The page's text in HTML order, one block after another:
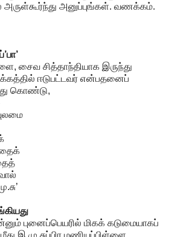
அருள்கூர்ந்து அனுப்புங்கள். வணக்கம்.
சைவ சித்தாந்தியாக இருந்து
ஈடுபட்டவர் என்பதனைப்
கொண்டு,
புனைப்பெயரில் மிகக் கடுமையாகப்
இ.மு.சுப்பிர மணியப்பிள்ளை